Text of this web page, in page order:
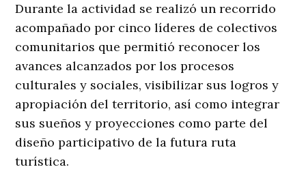
Durante la actividad se realizó un recorrido
acompañado por cinco líderes de colectivos
comunitarios que permitió reconocer los
avances alcanzados por los procesos
culturales y sociales, visibilizar sus logros y
apropiación del territorio, así como integrar
sus sueños y proyecciones como parte del
diseño participativo de la futura ruta
turística.